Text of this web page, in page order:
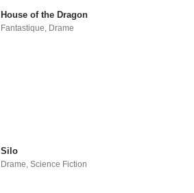
House of the Dragon
Fantastique, Drame
Silo
Drame ,Science Fiction